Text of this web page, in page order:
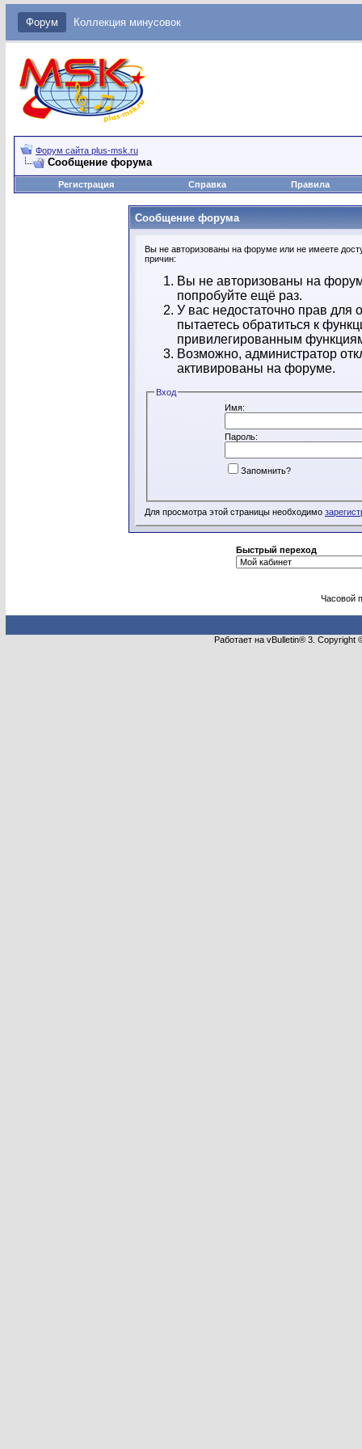
Форум Коллекция минусовок
Форум сайта plus-msk.ru
Сообщение форума
Регистрация Справка Правила
Сообщение форума
Вы не авторизованы на форуме или не имеете
причин:
Вы не авторизованы на
попробуйте ещё раз.
У вас недостаточно прав
пытаетесь обратиться к
привилегированным
Возможно, администратор
активированы на форуме.
Вход
Имя:
Пароль:
Запомнить?
Для просмотра этой страницы необходимо
Быстрый переход
Часовой
Работает на vBulletin® 3.